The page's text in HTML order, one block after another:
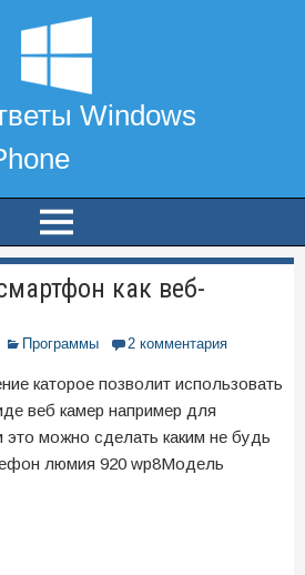
как веб-
Программы 2 комментария
каторое позволит использовать
веб камер например для
это можно сделать каким не будь
люмия 920 wp8Модель